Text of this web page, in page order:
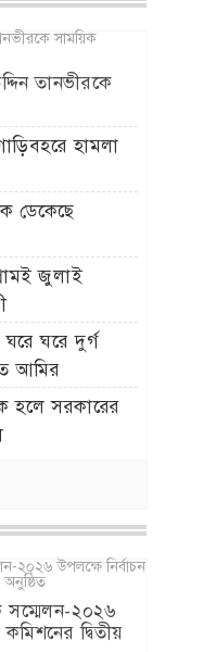
তানভীরকে
হামলা
ডেকেছে
জুলাই
ঘরে দুর্গ
আমির
হলে সরকারের
সম্মেলন-২০২৬
দ্বিতীয়